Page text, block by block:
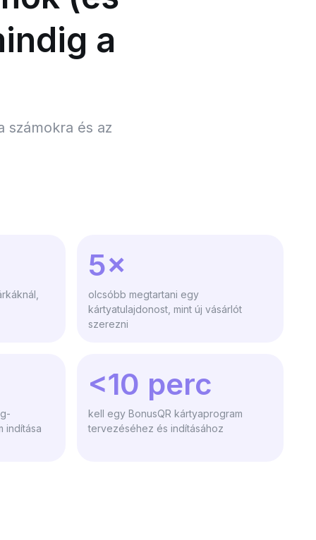
a
számokra és az
5×
olcsóbb megtartani egy
kártyatulajdonost, mint új vásárlót
szerezni
indítása
<10 perc
kell egy BonusQR kártyaprogram
tervezéséhez és indításához